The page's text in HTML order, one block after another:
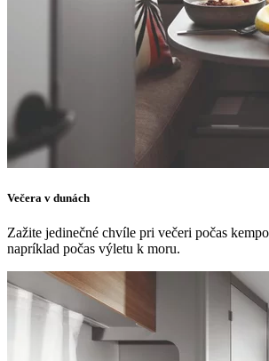
Večera v dunách
Zažite jedinečné chvíle pri večeri počas
napríklad počas výletu k moru.